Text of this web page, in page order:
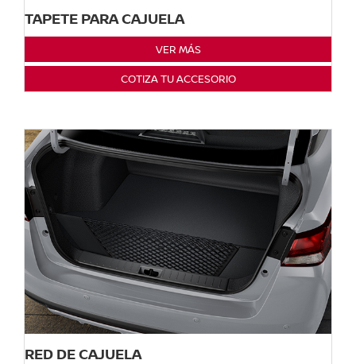
TAPETE PARA CAJUELA
VER MÁS
COTIZA TU ACCESORIO
RED DE CAJUELA